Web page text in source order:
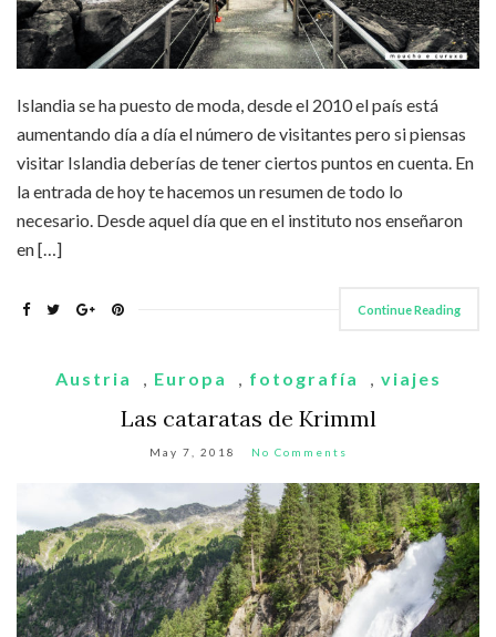
Islandia se ha puesto de moda, desde el 2010 el país está
aumentando día a día el número de visitantes pero si piensas
visitar Islandia deberías de tener ciertos puntos en cuenta. En
la entrada de hoy te hacemos un resumen de todo lo
necesario. Desde aquel día que en el instituto nos enseñaron
en […]
Continue Reading
Austria Europa fotografía viajes
Las cataratas de Krimml
May 7, 2018 No Comments